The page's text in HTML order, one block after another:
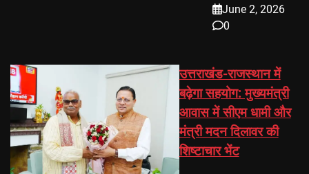
June 2, 2026
0
उत्तराखंड-राजस्थान में
बढ़ेगा सहयोग: मुख्यमंत्री
आवास में सीएम धामी और
मंत्री मदन दिलावर की
शिष्टाचार भेंट